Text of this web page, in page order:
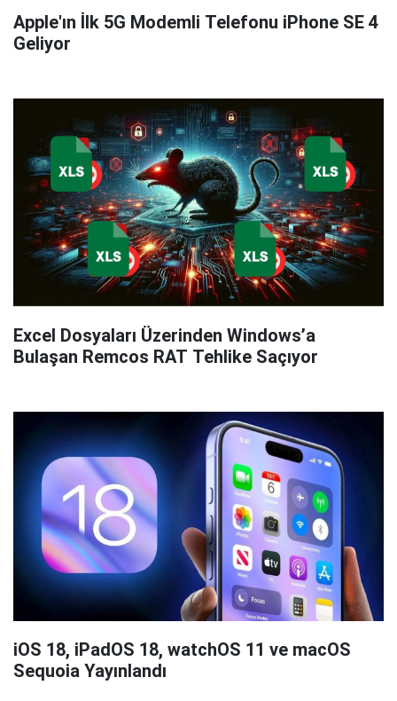
Apple'ın İlk 5G Modemli Telefonu iPhone SE 4
Geliyor
Excel Dosyaları Üzerinden Windows’a
Bulaşan Remcos RAT Tehlike Saçıyor
iOS 18, iPadOS 18, watchOS 11 ve macOS
Sequoia Yayınlandı